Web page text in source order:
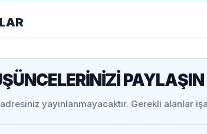
PAYLAŞIN
yayınlanmayacaktır. Gerekli alanlar